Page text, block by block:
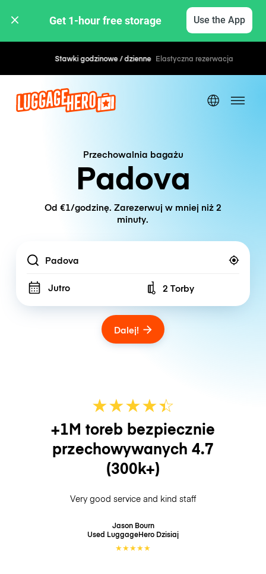
Get 1-hour free storage Use the App
Stawki godzinowe / dzienne Elastyczna rezerwacja
Przechowalnia bagażu
Padova
Od €1/godzinę. Zarezerwuj w mniej niż 2
minuty.
Location
Jutro Number of bags
2 Torby
Dalej!
★★★★☆
★
+1M toreb bezpiecznie
przechowywanych 4.7
(300k+)
Very good service and kind staff
Jason Bourn
Used LuggageHero Dzisiaj
★★★★★